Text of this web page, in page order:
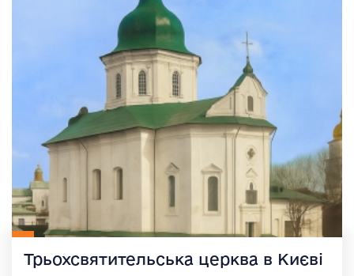
Трьохсвятительська церква в Києві